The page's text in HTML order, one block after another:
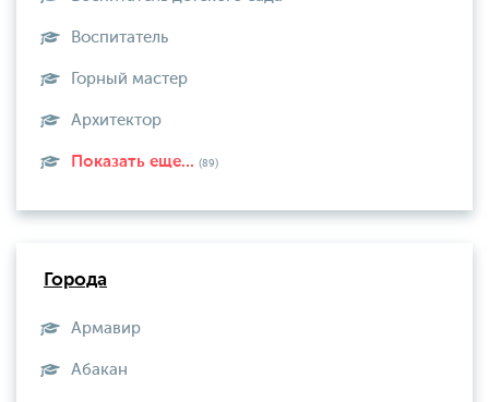
Воспитатель
Горный мастер
Архитектор
Показать еще... (89)
Города
Армавир
Абакан